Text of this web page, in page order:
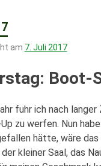
am 7. Juli 2017
Boot-
fuhr ich nach
Up zu werfen. Nun
hätte, wäre
kleiner Saal, das